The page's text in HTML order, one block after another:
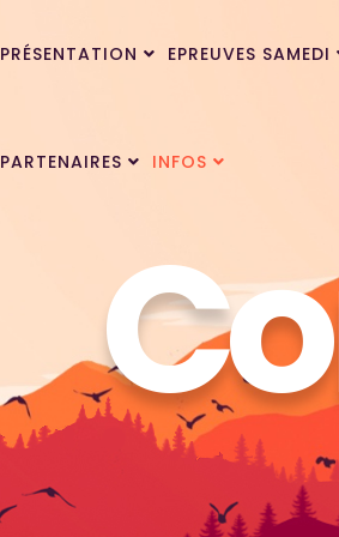
PRÉSENTATION EPREUVES SAMEDI
PARTENAIRES INFOS